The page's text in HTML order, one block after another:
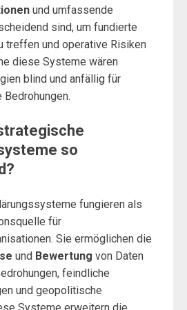
und umfassende
sind, um fundierte
treffen und operative Risiken
diese Systeme wären
blind und anfällig für
so
fungieren als
für
Sie ermöglichen die
und Bewertung von Daten
feindliche
und geopolitische